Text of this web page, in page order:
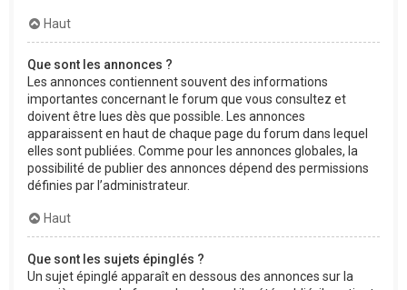
Haut
Que sont les annonces ?
Les annonces contiennent souvent des informations
importantes concernant le forum que vous consultez et
doivent être lues dès que possible. Les annonces
apparaissent en haut de chaque page du forum dans lequel
elles sont publiées. Comme pour les annonces globales, la
possibilité de publier des annonces dépend des permissions
définies par l’administrateur.
Haut
Que sont les sujets épinglés ?
Un sujet épinglé apparaît en dessous des annonces sur la